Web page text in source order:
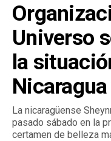
Universo
la
Nicaragua
La nicaragüense
pasado sábado en la
certamen de belleza